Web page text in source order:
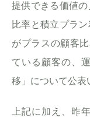
提供できる価値
比率と積立プラ
がプラスの顧客
ている顧客の、
移」について公表
上記に加え、昨